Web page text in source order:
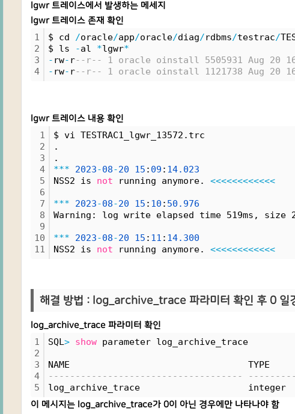
lgwr 트레이스에서 발생하는 메세지
lgwr 트레이스 존재 확인
1
2
3
4
$ cd /oracle/app/oracle/diag/rdbms/testrac/
$ ls
-al *lgwr*
- rw- r--r-- 1 oracle oinstall 5505931 Aug 20
- rw- r--r-- 1 oracle oinstall 1121738 Aug 20
lgwr 트레이스 내용 확인
1
2
3
4
5
6
7
8
9
10
11
$ vi TESTRAC1_lgwr_13572.trc
.
.
*** 2023-08-20 15 : 09 : 14. 023
NSS2 is not running anymore. <<<<<<<<<<<<
*** 2023-08-20 15 : 10 : 50. 976
Warning: log write elapsed time 519ms, size
*** 2023-08-20 15 : 11 : 14. 300
NSS2 is not running anymore. <<<<<<<<<<<<
해결 방법 : log_archive_trace 파라미터 확인 후 0 일
log_archive_trace 파라미터 확인
1
2
3
4
5
SQL> show parameter log_archive_trace
NAME                                 TYPE
------------------------------------
log_archive_trace
이 메시지는 log_archive_trace가 0이 아닌 경우에만 나타나야 함